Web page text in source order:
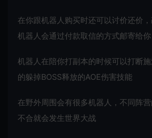
在你跟机器人购买时还可以讨价还价，
机器人会通过付款取信的方式邮寄给你
机器人在陪你打副本的时候可以打断
的躲掉BOSS释放的AOE伤害技能
在野外周围会有很多机器人，不同阵
不合就会发生世界大战